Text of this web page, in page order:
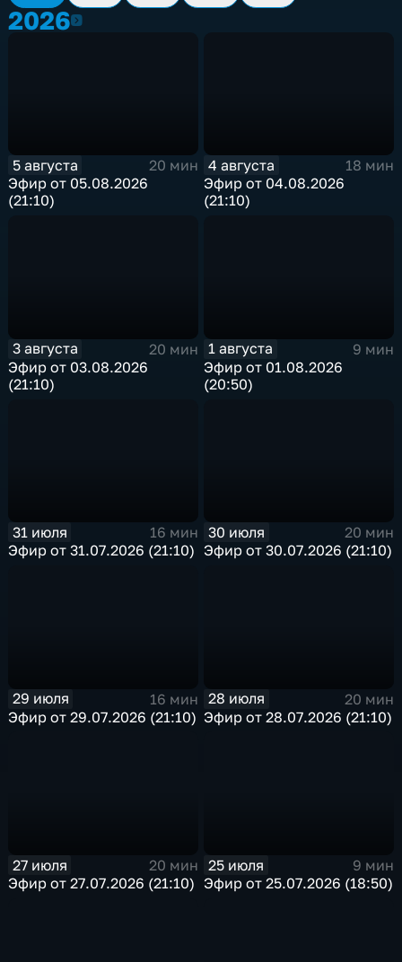
20262026
5 августа
20 мин
Эфир от 05.08.2026
(21:10)
4 августа
18 мин
Эфир от 04.08.2026
(21:10)
3 августа
20 мин
Эфир от 03.08.2026
(21:10)
1 августа
9 мин
Эфир от 01.08.2026
(20:50)
31 июля
16 мин
Эфир от 31.07.2026 (21:10)
30 июля
20 мин
Эфир от 30.07.2026 (21:10)
29 июля
16 мин
Эфир от 29.07.2026 (21:10)
28 июля
20 мин
Эфир от 28.07.2026 (21:10)
27 июля
20 мин
Эфир от 27.07.2026 (21:10)
25 июля
9 мин
Эфир от 25.07.2026 (18:50)